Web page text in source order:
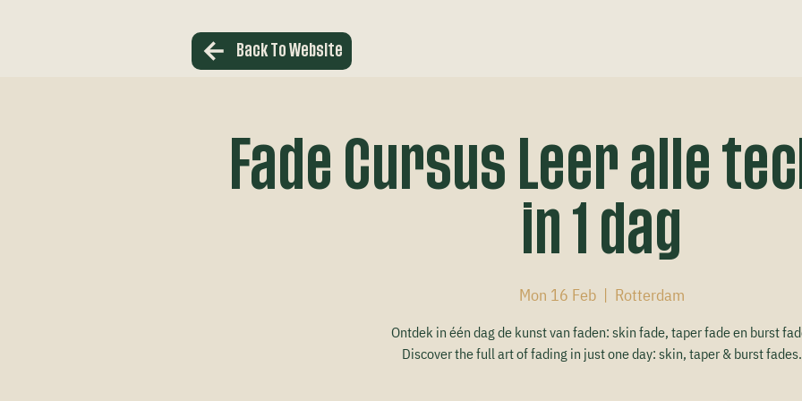
Back To Website
Fade Cursus Leer alle
in 1 dag
Mon 16 Feb
  |
Rotterdam
Ontdek in één dag de kunst van faden: skin fade, taper fade en burst
Discover the full art of fading in just one day: skin, taper & burst fades.